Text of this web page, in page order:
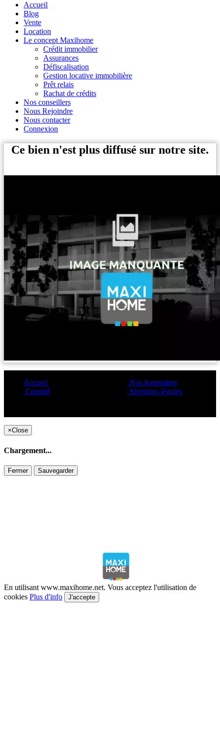
Accueil
Blog
Vente
Location
Le concept Maxihome
Crédit immobilier
Assurances
Défiscalisation
Gestion locative immobilière
Prêt relais
Rachat de crédits
Nos conseillers
Nous Rejoindre
Nous contacter
Connexion
Ce bien n'est plus diffusé sur notre site.
Accueil
Conseil
Nos honoraires
Mentions légales
×Close
Chargement...
Fermer Sauvegarder
En utilisant www.maxihome.net. Vous acceptez l'utilisation de
cookies Plus d'info J'accepte